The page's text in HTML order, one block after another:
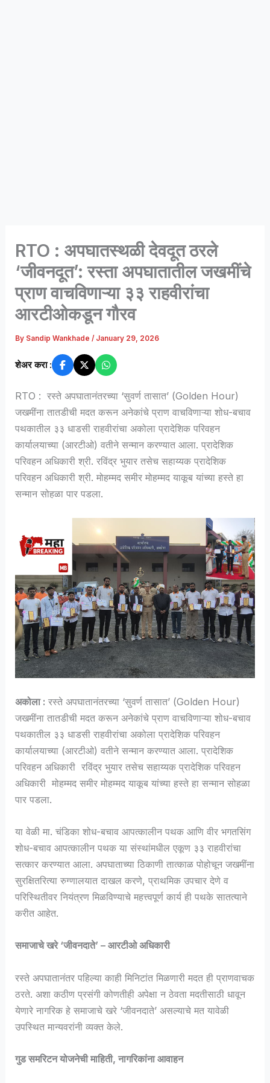
RTO : अपघातस्थळी देवदूत ठरले
‘जीवनदूत’: रस्ता अपघातातील जखमींचे
प्राण वाचविणाऱ्या ३३ राहवीरांचा
आरटीओकडून गौरव
By Sandip Wankhade/ January 29, 2026
शेअर करा :
RTO : रस्ते अपघातानंतरच्या ‘सुवर्ण तासात’ (Golden Hour)
जखमींना तातडीची मदत करून अनेकांचे प्राण वाचविणाऱ्या शोध-बचाव
पथकातील ३३ धाडसी राहवीरांचा अकोला प्रादेशिक परिवहन
कार्यालयाच्या (आरटीओ) वतीने सन्मान करण्यात आला. प्रादेशिक
परिवहन अधिकारी श्री. रविंद्र भुयार तसेच सहाय्यक प्रादेशिक
परिवहन अधिकारी श्री. मोहम्मद समीर मोहम्मद याकूब यांच्या हस्ते हा
सन्मान सोहळा पार पडला.
अकोला : रस्ते अपघातानंतरच्या ‘सुवर्ण तासात’ (Golden Hour)
जखमींना तातडीची मदत करून अनेकांचे प्राण वाचविणाऱ्या शोध-बचाव
पथकातील ३३ धाडसी राहवीरांचा अकोला प्रादेशिक परिवहन
कार्यालयाच्या (आरटीओ) वतीने सन्मान करण्यात आला. प्रादेशिक
परिवहन अधिकारी रविंद्र भुयार तसेच सहाय्यक प्रादेशिक परिवहन
अधिकारी मोहम्मद समीर मोहम्मद याकूब यांच्या हस्ते हा सन्मान सोहळा
पार पडला.
या वेळी मा. चंडिका शोध-बचाव आपत्कालीन पथक आणि वीर भगतसिंग
शोध-बचाव आपत्कालीन पथक या संस्थांमधील एकूण ३३ राहवीरांचा
सत्कार करण्यात आला. अपघाताच्या ठिकाणी तात्काळ पोहोचून जखमींना
सुरक्षितरित्या रुग्णालयात दाखल करणे, प्राथमिक उपचार देणे व
परिस्थितीवर नियंत्रण मिळविण्याचे महत्त्वपूर्ण कार्य ही पथके सातत्याने
करीत आहेत.
समाजाचे खरे ‘जीवनदाते’ – आरटीओ अधिकारी
रस्ते अपघातानंतर पहिल्या काही मिनिटांत मिळणारी मदत ही प्राणवाचक
ठरते. अशा कठीण प्रसंगी कोणतीही अपेक्षा न ठेवता मदतीसाठी धावून
येणारे नागरिक हे समाजाचे खरे ‘जीवनदाते’ असल्याचे मत यावेळी
उपस्थित मान्यवरांनी व्यक्त केले.
गुड समरिटन योजनेची माहिती, नागरिकांना आवाहन